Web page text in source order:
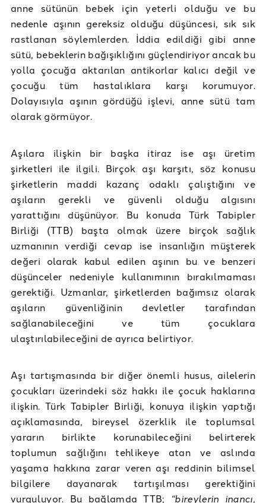
anne sütünün bebek için yeterli olduğu ve bu
nedenle aşının gereksiz olduğu düşüncesi, sık sık
rastlanan söylemlerden. İddia edildiği gibi anne
sütü, bebeklerin bağışıklığını güçlendiriyor ancak bu
yolla çocuğa aktarılan antikorlar kalıcı değil ve
çocuğu tüm hastalıklara karşı korumuyor.
Dolayısıyla aşının gördüğü işlevi, anne sütü tam
olarak görmüyor.
Aşılara ilişkin bir başka itiraz ise aşı üretim
şirketleri ile ilgili. Birçok aşı karşıtı, söz konusu
şirketlerin maddi kazanç odaklı çalıştığını ve
aşıların gerekli ve güvenli olduğu algısını
yarattığını düşünüyor. Bu konuda Türk Tabipler
Birliği (TTB) başta olmak üzere birçok sağlık
uzmanının verdiği cevap ise insanlığın müşterek
değeri olarak kabul edilen aşının bu ve benzeri
düşünceler nedeniyle kullanımının bırakılmaması
gerektiği. Uzmanlar, şirketlerden bağımsız olarak
aşıların güvenliğinin devletler tarafından
sağlanabileceğini ve tüm çocuklara
ulaştırılabileceğini de ayrıca belirtiyor.
Aşı tartışmasında bir diğer önemli husus, ailelerin
çocukları üzerindeki söz hakkı ile çocuk haklarına
ilişkin. Türk Tabipler Birliği, konuya ilişkin yaptığı
açıklamasında, bireysel özerklik ile toplumsal
yararın birlikte korunabileceğini belirterek
toplumun sağlığını tehlikeye atan ve aslında
yaşama hakkına zarar veren aşı reddinin bilimsel
bilgilere dayanarak tartışılması gerektiğini
vurguluyor. Bu bağlamda TTB; “bireylerin inancı,